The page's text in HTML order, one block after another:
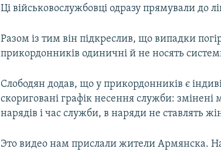
Ці військовослужбовці одразу прямували до
Разом із тим він підкреслив, що випадки
прикордонників одиничні й не носять
Слободян додав, що у прикордонників є
скориговані графік несення служби:
нарядів і час служби, в наряди не ставлять
Это видео нам прислали жители Армянска.